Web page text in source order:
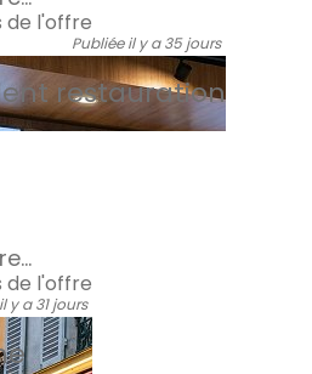
de l'offre
Publiée il y a 35 jours
restauration
de l'offre
y a 31 jours